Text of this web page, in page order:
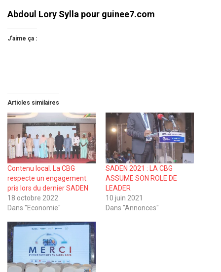
Abdoul Lory Sylla pour guinee7.com
J’aime ça :
Articles similaires
Contenu local. La CBG
respecte un engagement
pris lors du dernier SADEN
18 octobre 2022
Dans "Economie"
SADEN 2021 : LA CBG
ASSUME SON ROLE DE
LEADER
10 juin 2021
Dans "Annonces"